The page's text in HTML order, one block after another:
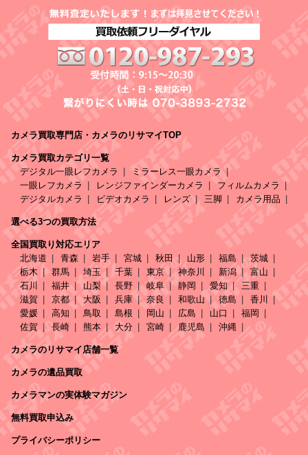
カメラ買取専門店・カメラのリサマイTOP
カメラ買取カテゴリ一覧
デジタル一眼レフカメラ
ミラーレス一眼カメラ
一眼レフカメラ
レンジファインダーカメラ
フィルムカメラ
デジタルカメラ
ビデオカメラ レンズ 三脚 カメラ用品
選べる3つの買取方法
全国買取り対応エリア
北海道
青森 岩手 宮城 秋田 山形 福島
茨城
栃木
群馬 埼玉 千葉 東京 神奈川 新潟
富山
石川
福井 山梨 長野 岐阜 静岡 愛知
三重
滋賀
京都 大阪 兵庫 奈良 和歌山 徳島
香川
愛媛
高知 鳥取 島根 岡山 広島 山口
福岡
佐賀
長崎 熊本 大分 宮崎 鹿児島 沖縄
カメラのリサマイ店舗一覧
カメラの遺品買取
カメラマンの実体験マガジン
無料買取申込み
プライバシーポリシー